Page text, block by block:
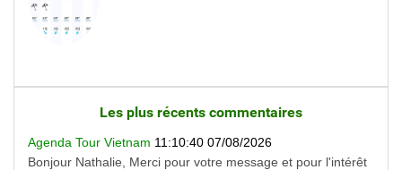
Les plus récents commentaires
Agenda Tour Vietnam 11:10:40 07/08/2026
Bonjour Nathalie, Merci pour votre message et pour l'intérêt